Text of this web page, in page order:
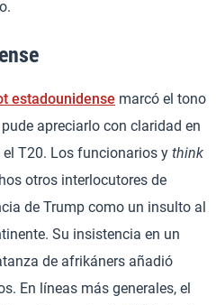
estadounidense marcó el tono
apreciarlo con claridad en
T20. Los funcionarios y think
otros interlocutores de
de Trump como un insulto al
Su insistencia en un
de afrikáners añadió
En líneas más generales, el